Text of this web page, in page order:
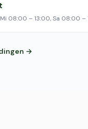
Mi 08:00 – 13:00, Sa 08:00 –
→